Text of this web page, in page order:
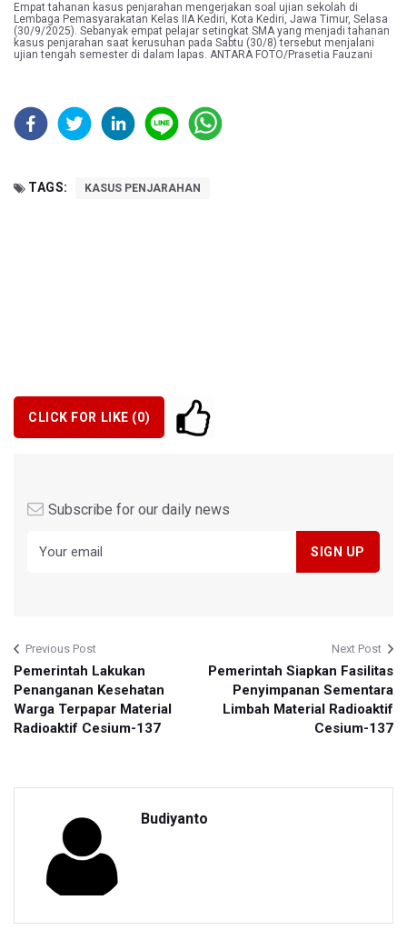
Empat tahanan kasus penjarahan mengerjakan soal ujian sekolah di
Lembaga Pemasyarakatan Kelas IIA Kediri, Kota Kediri, Jawa Timur, Selasa
(30/9/2025). Sebanyak empat pelajar setingkat SMA yang menjadi tahanan
kasus penjarahan saat kerusuhan pada Sabtu (30/8) tersebut menjalani
ujian tengah semester di dalam lapas. ANTARA FOTO/Prasetia Fauzani
TAGS: KASUS PENJARAHAN
CLICK FOR LIKE (0)
Subscribe for our daily news
Previous Post
Pemerintah Lakukan
Penanganan Kesehatan
Warga Terpapar Material
Radioaktif Cesium-137
Next Post
Pemerintah Siapkan Fasilitas
Penyimpanan Sementara
Limbah Material Radioaktif
Cesium-137
Budiyanto